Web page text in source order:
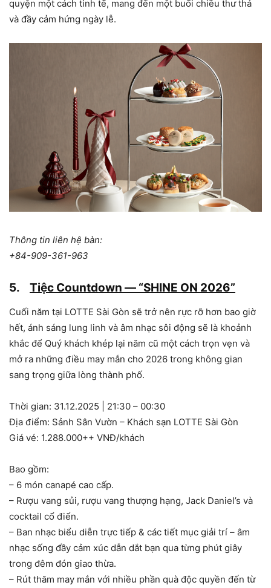
quyện một cách tinh tế, mang đến một buổi chiều thư thả
và đầy cảm hứng ngày lễ.
Thông tin liên hệ bàn:
+84-909-361-963
5. Tiệc Countdown — “SHINE ON 2026”
Cuối năm tại LOTTE Sài Gòn sẽ trở nên rực rỡ hơn bao giờ
hết, ánh sáng lung linh và âm nhạc sôi động sẽ là khoảnh
khắc để Quý khách khép lại năm cũ một cách trọn vẹn và
mở ra những điều may mắn cho 2026 trong không gian
sang trọng giữa lòng thành phố.
Thời gian: 31.12.2025 | 21:30 – 00:30
Địa điểm: Sảnh Sân Vườn – Khách sạn LOTTE Sài Gòn
Giá vé: 1.288.000++ VNĐ/khách
Bao gồm:
– 6 món canapé cao cấp.
– Rượu vang sủi, rượu vang thượng hạng, Jack Daniel’s và
cocktail cổ điển.
– Ban nhạc biểu diễn trực tiếp & các tiết mục giải trí – âm
nhạc sống đầy cảm xúc dẫn dắt bạn qua từng phút giây
trong đêm đón giao thừa.
– Rút thăm may mắn với nhiều phần quà độc quyền đến từ